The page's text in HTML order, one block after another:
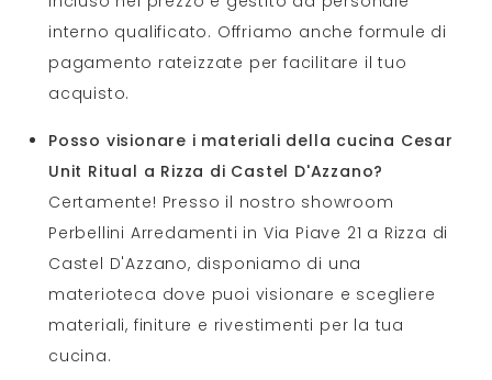
interno qualificato. Offriamo anche formule di
pagamento rateizzate per facilitare il tuo
acquisto.
Posso visionare i materiali della cucina Cesar
Unit Ritual a Rizza di Castel D'Azzano?
Certamente! Presso il nostro showroom
Perbellini Arredamenti in Via Piave 21 a Rizza di
Castel D'Azzano, disponiamo di una
materioteca dove puoi visionare e scegliere
materiali, finiture e rivestimenti per la tua
cucina.